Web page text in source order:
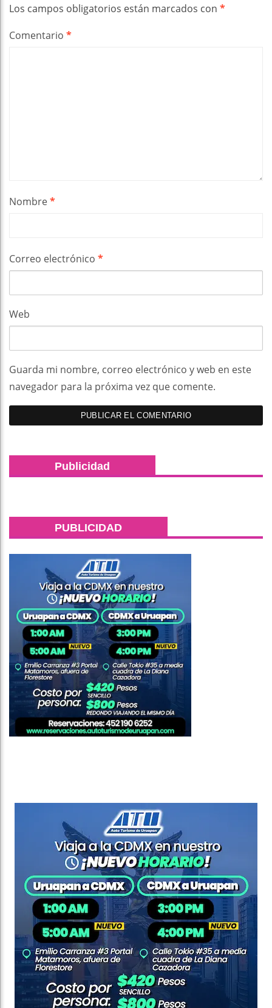
Los campos obligatorios están marcados con *
Comentario *
Nombre*
Correo electrónico *
Web
Guarda mi nombre, correo electrónico y web en este
navegador para la próxima vez que comente.
Publicidad
PUBLICIDAD